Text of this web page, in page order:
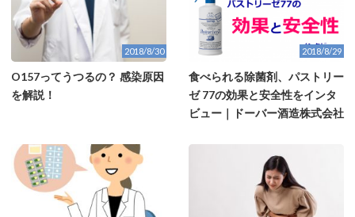
2018/8/30
O157ってうつるの？ 感染原因
を解説！
2018/8/29
食べられる除菌剤、パストリー
ゼ 77の効果と安全性をインタ
ビュー｜ドーバー酒造株式会社